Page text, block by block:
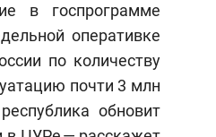
в госпрограмме
оперативке
по количеству
почти 3 млн
обновит